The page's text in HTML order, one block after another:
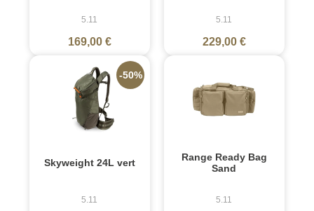
5.11
169,00 €
5.11
229,00 €
Skyweight 24L vert
5.11
-50%
Range Ready Bag
Sand
5.11